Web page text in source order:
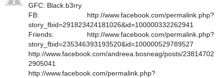
GFC: Black.b3rry
FB: http://www.facebook.com/permalink.php?
story_fbid=291823424181026&id=100000332262941
Friends: http://www.facebook.com/permalink.php?
story_fbid=235346393193520&id=100000529789527
http://www.facebook.com/andreea.bosneag/posts/23814702
2905041
http://www.facebook.com/permalink.php?